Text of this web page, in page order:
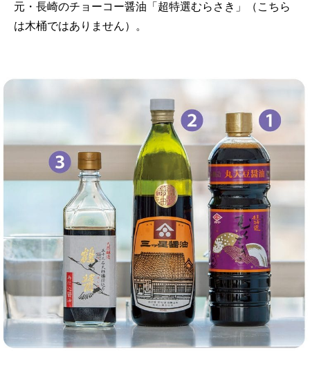
元・長崎のチョーコー醤油「超特選むらさき」（こちら
は木桶ではありません）。